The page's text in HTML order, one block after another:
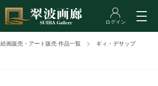
絵画販売・アート販売 作品一覧 ギィ・デサップ